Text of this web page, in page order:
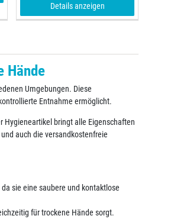
Details anzeigen
Hände
Umgebungen. Diese
Entnahme ermöglicht.
Hygieneartikel bringt alle Eigenschaften
auch die versandkostenfreie
sie eine saubere und kontaktlose
für trockene Hände sorgt.